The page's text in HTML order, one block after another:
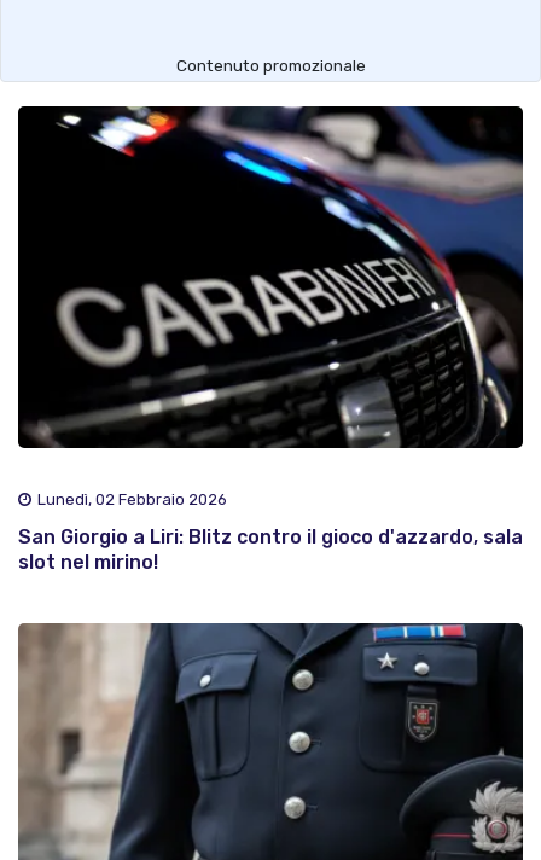
Contenuto promozionale
Lunedì, 02 Febbraio 2026
San Giorgio a Liri: Blitz contro il gioco d'azzardo, sala
slot nel mirino!